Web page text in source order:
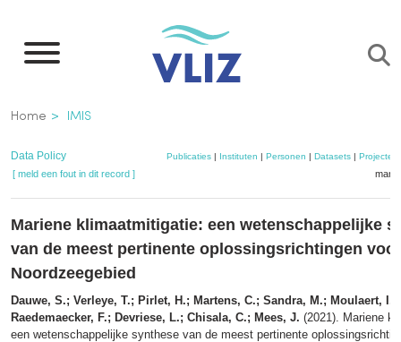
naar
inhoud
gaan
Kruimelpad
Home IMIS
Data Policy Publicaties| Instituten | Personen | Datasets| Projecten
[ meld een fout in dit record ]
Mariene klimaatmitigatie: een wetenschappelijke
van de meest pertinente oplossingsrichtingen
Noordzeegebied
Dauwe, S.; Verleye, T.; Pirlet, H.; Martens, C.; Sandra, M.; Moulaert, I.;
Raedemaecker, F.; Devriese, L.; Chisala, C.; Mees, J. (2021). Mariene
een wetenschappelijke synthese van de meest pertinente